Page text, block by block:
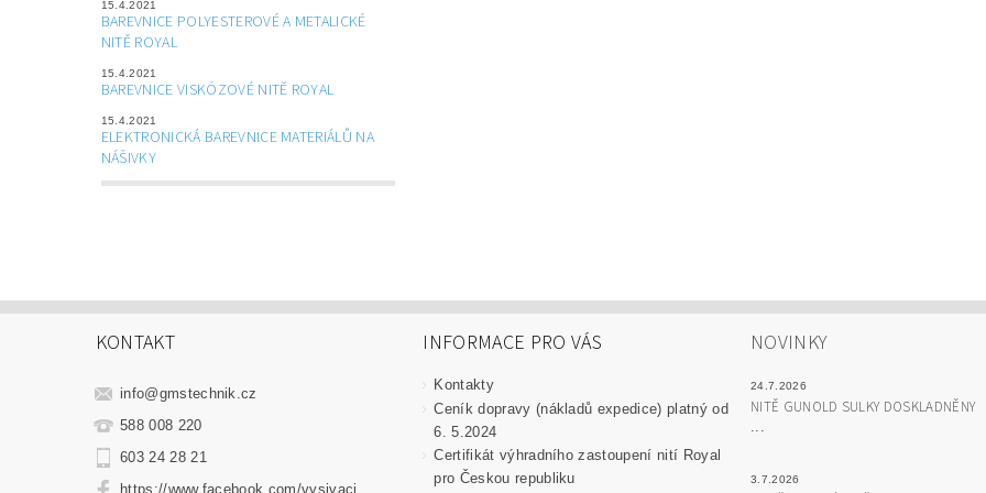
15.4.2021
BAREVNICE POLYESTEROVÉ A METALICKÉ
NITĚ ROYAL
15.4.2021
BAREVNICE VISKÓZOVÉ NITĚ ROYAL
15.4.2021
ELEKTRONICKÁ BAREVNICE MATERIÁLŮ NA
NÁŠIVKY
KONTAKT
info@gmstechnik.cz
588 008 220
603 24 28 21
https://www.facebook.com/vysivaci
INFORMACE PRO VÁS
Kontakty
Ceník dopravy (nákladů expedice) platný od
6. 5.2024
Certifikát výhradního zastoupení nití Royal
pro Českou republiku
NOVINKY
24.7.2026
NITĚ GUNOLD SULKY DOSKLADNĚNY
3.7.2026